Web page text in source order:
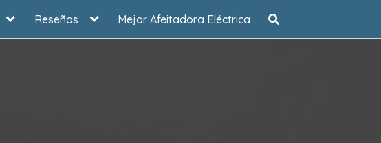
Reseñas Mejor Afeitadora Eléctrica